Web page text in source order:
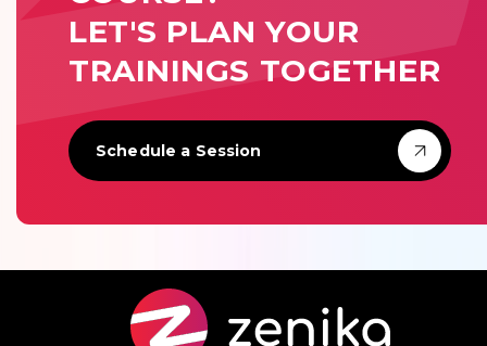
LET'S PLAN YOUR
TRAININGS TOGETHER
Schedule a Session